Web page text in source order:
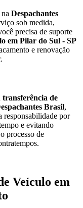
Despachantes
sob medida,
precisa de suporte
em Pilar do Sul - SP
e renovação
transferência de
Brasil,
responsabilidade por
e evitando
processo de
Veículo em